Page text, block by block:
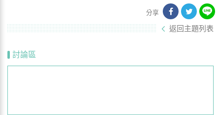
分享
返回主題列表
討論區